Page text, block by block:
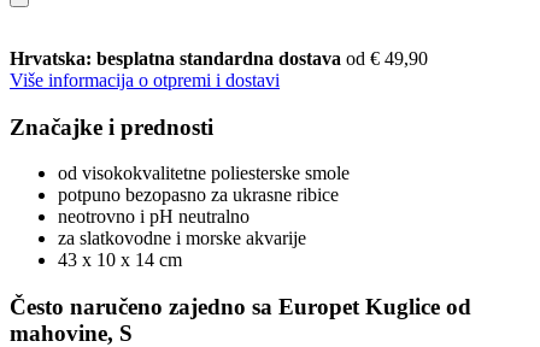
Hrvatska: besplatna standardna dostava od € 49,90
Više informacija o otpremi i dostavi
Značajke i prednosti
od visokokvalitetne poliesterske smole
potpuno bezopasno za ukrasne ribice
neotrovno i pH neutralno
za slatkovodne i morske akvarije
43 x 10 x 14 cm
Često naručeno zajedno sa Europet Kuglice od
mahovine, S